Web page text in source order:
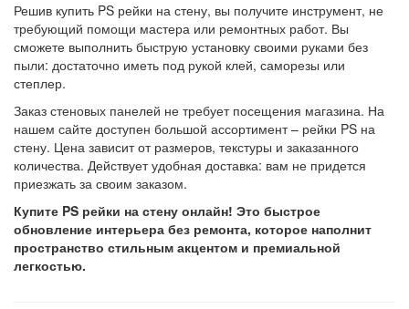
Решив купить PS рейки на стену, вы получите инструмент, не
требующий помощи мастера или ремонтных работ. Вы
сможете выполнить быструю установку своими руками без
пыли: достаточно иметь под рукой клей, саморезы или
степлер.
Заказ стеновых панелей не требует посещения магазина. На
нашем сайте доступен большой ассортимент – рейки PS на
стену. Цена зависит от размеров, текстуры и заказанного
количества. Действует удобная доставка: вам не придется
приезжать за своим заказом.
Купите PS рейки на стену онлайн! Это быстрое
обновление интерьера без ремонта, которое наполнит
пространство стильным акцентом и премиальной
легкостью.